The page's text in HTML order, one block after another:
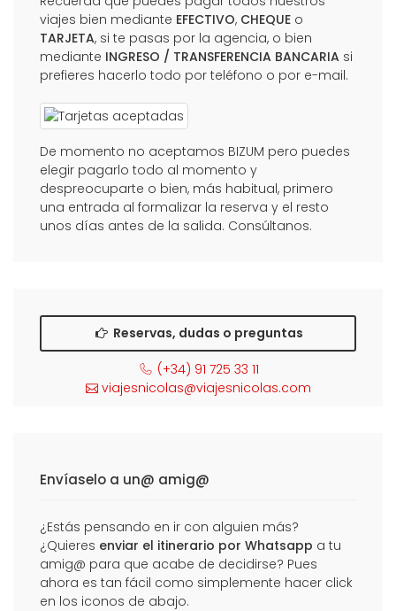
viajes bien mediante EFECTIVO, CHEQUE o
TARJETA, si te pasas por la agencia, o bien
mediante INGRESO / TRANSFERENCIA BANCARIA si
prefieres hacerlo todo por teléfono o por e-mail.
De momento no aceptamos BIZUM pero puedes
elegir pagarlo todo al momento y
despreocuparte o bien, más habitual, primero
una entrada al formalizar la reserva y el resto
unos días antes de la salida. Consúltanos.
Reservas, dudas o preguntas
(+34) 91 725 33 11
viajesnicolas@viajesnicolas.com
Envíaselo a un@ amig@
¿Estás pensando en ir con alguien más?
¿Quieres enviar el itinerario por Whatsapp a tu
amig@ para que acabe de decidirse? Pues
ahora es tan fácil como simplemente hacer click
en los iconos de abajo.